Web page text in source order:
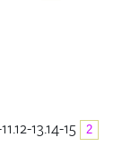
13.14-15 2